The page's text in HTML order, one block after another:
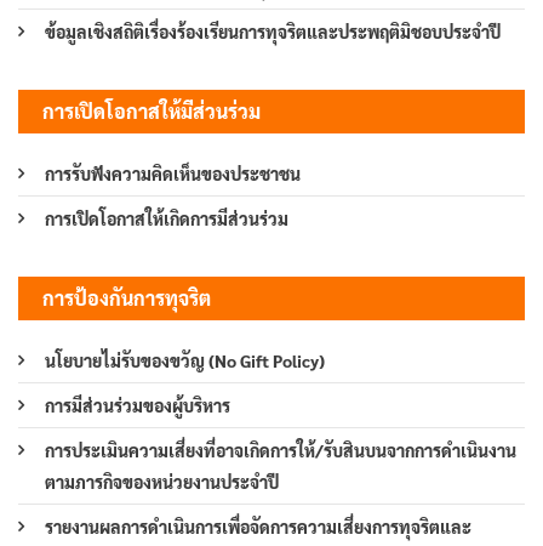
ข้อมูลเชิงสถิติเรื่องร้องเรียนการทุจริตและประพฤติมิชอบประจำปี
การเปิดโอกาสให้มีส่วนร่วม
การรับฟังความคิดเห็นของประชาชน
การเปิดโอกาสให้เกิดการมีส่วนร่วม
การป้องกันการทุจริต
นโยบายไม่รับของขวัญ (No Gift Policy)
การมีส่วนร่วมของผู้บริหาร
การประเมินความเสี่ยงที่อาจเกิดการให้/รับสินบนจากการดำเนินงาน
ตามภารกิจของหน่วยงานประจำปี
รายงานผลการดำเนินการเพื่อจัดการความเสี่ยงการทุจริตและ